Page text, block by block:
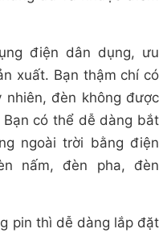
điện dân dụng, ưu
xuất. Bạn thậm chí có
đèn không được
có thể dễ dàng bắt
ngoài trời bằng điện
nấm, đèn pha, đèn
pin thì dễ dàng lắp đặt